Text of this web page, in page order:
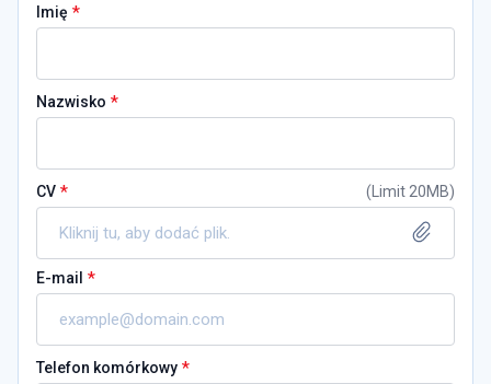
Imię *
Nazwisko *
CV * ( Limit 20MB)
Kliknij tu, aby dodać plik.
E-mail *
Telefon komórkowy *